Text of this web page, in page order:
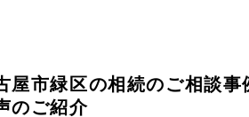
屋市緑区の相続のご相談事
のご紹介